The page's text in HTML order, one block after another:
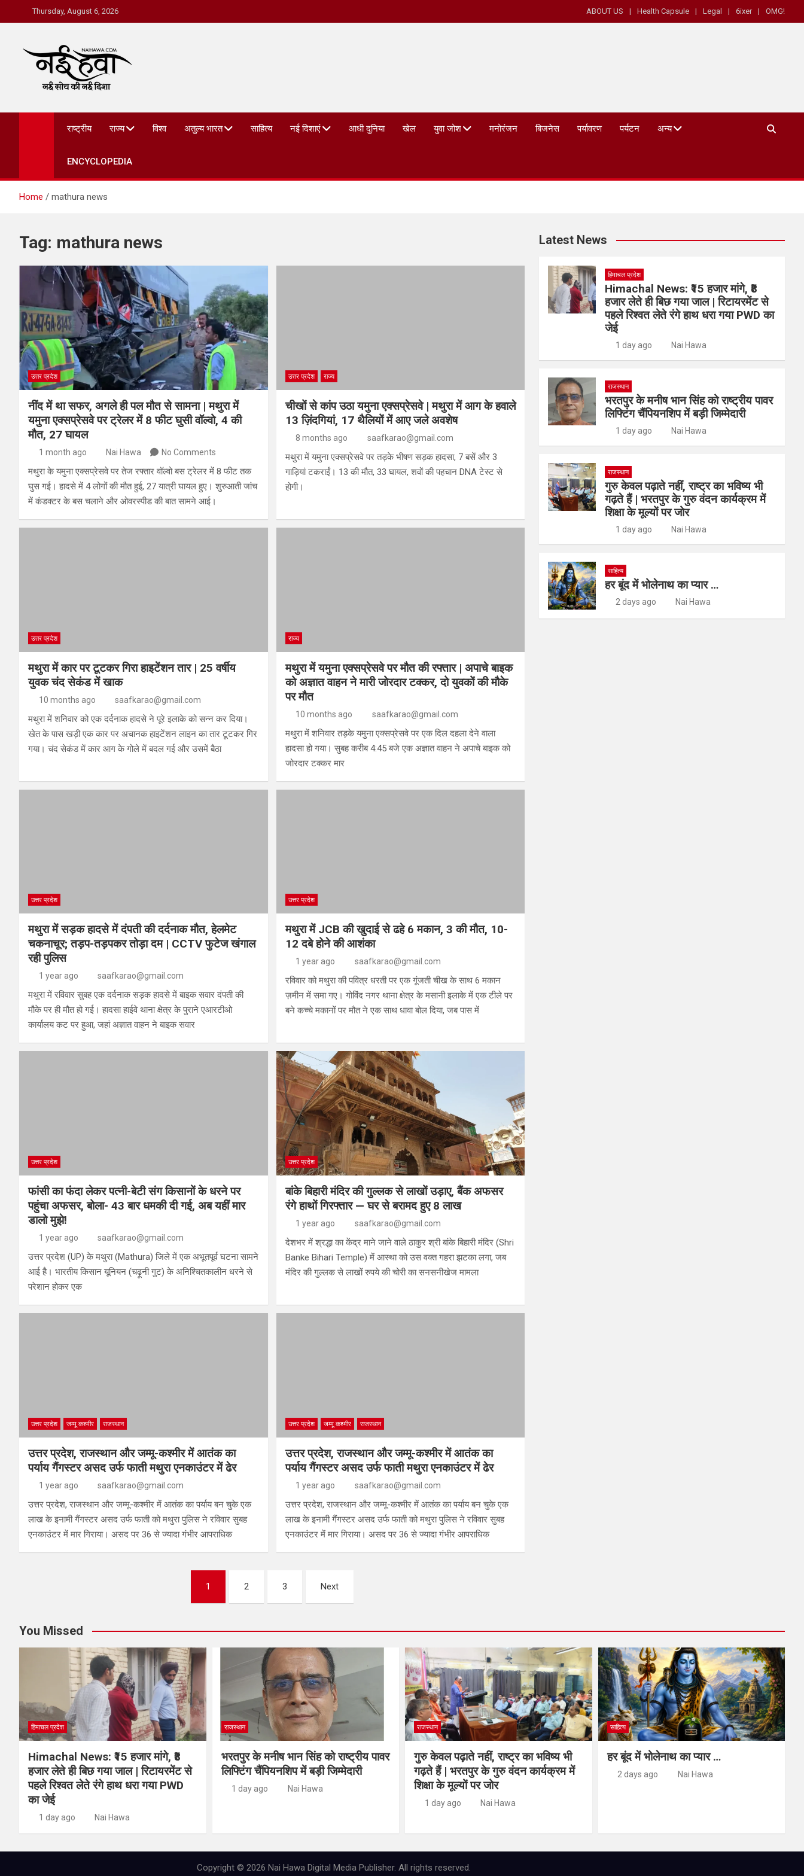
Thursday, August 6, 2026 ABOUT US Health Capsule Legal 6ixer OMG!
Nai Hawa
राष्ट्रीय राज्य विश्व अतुल्य भारत साहित्य नई दिशाएं आधी दुनिया खेल युवा जोश मनोरंजन बिजनेस पर्यावरण पर्यटन अन्य
ENCYCLOPEDIA
Home mathura news
Tag: mathura news
उत्तर प्रदेश
नींद में था सफर, अगले ही पल मौत से सामना | मथुरा में
यमुना एक्सप्रेसवे पर ट्रेलर में 8 फीट घुसी वॉल्वो, 4 की
मौत, 27 घायल
1 month ago Nai Hawa No Comments
मथुरा के यमुना एक्सप्रेसवे पर तेज रफ्तार वॉल्वो बस ट्रेलर में 8 फीट तक
घुस गई। हादसे में 4 लोगों की मौत हुई, 27 यात्री घायल हुए। शुरुआती जांच
में कंडक्टर के बस चलाने और ओवरस्पीड की बात सामने आई।
उत्तर प्रदेश राज्य
चीखों से कांप उठा यमुना एक्सप्रेसवे | मथुरा में आग के हवाले
13 ज़िंदगियां, 17 थैलियों में आए जले अवशेष
8 months ago saafkarao@gmail.com
मथुरा में यमुना एक्सप्रेसवे पर तड़के भीषण सड़क हादसा, 7 बसें और 3
गाड़ियां टकराईं। 13 की मौत, 33 घायल, शवों की पहचान DNA टेस्ट से
होगी।
उत्तर प्रदेश
मथुरा में कार पर टूटकर गिरा हाइटेंशन तार | 25 वर्षीय
युवक चंद सेकंड में खाक
10 months ago saafkarao@gmail.com
मथुरा में शनिवार को एक दर्दनाक हादसे ने पूरे इलाके को सन्न कर दिया।
खेत के पास खड़ी एक कार पर अचानक हाइटेंशन लाइन का तार टूटकर गिर
गया। चंद सेकंड में कार आग के गोले में बदल गई और उसमें बैठा
राज्य
मथुरा में यमुना एक्सप्रेसवे पर मौत की रफ्तार | अपाचे बाइक
को अज्ञात वाहन ने मारी जोरदार टक्कर, दो युवकों की मौके
पर मौत
10 months ago saafkarao@gmail.com
मथुरा में शनिवार तड़के यमुना एक्सप्रेसवे पर एक दिल दहला देने वाला
हादसा हो गया। सुबह करीब 4:45 बजे एक अज्ञात वाहन ने अपाचे बाइक को
जोरदार टक्कर मार
उत्तर प्रदेश
मथुरा में सड़क हादसे में दंपती की दर्दनाक मौत, हेलमेट
चकनाचूर; तड़प-तड़पकर तोड़ा दम | CCTV फुटेज खंगाल
रही पुलिस
1 year ago saafkarao@gmail.com
मथुरा में रविवार सुबह एक दर्दनाक सड़क हादसे में बाइक सवार दंपती की
मौके पर ही मौत हो गई। हादसा हाईवे थाना क्षेत्र के पुराने एआरटीओ
कार्यालय कट पर हुआ, जहां अज्ञात वाहन ने बाइक सवार
उत्तर प्रदेश
मथुरा में JCB की खुदाई से ढहे 6 मकान, 3 की मौत, 10-
12 दबे होने की आशंका
1 year ago saafkarao@gmail.com
रविवार को मथुरा की पवित्र धरती पर एक गूंजती चीख के साथ 6 मकान
ज़मीन में समा गए। गोविंद नगर थाना क्षेत्र के मसानी इलाके में एक टीले पर
बने कच्चे मकानों पर मौत ने एक साथ धावा बोल दिया, जब पास में
उत्तर प्रदेश
फांसी का फंदा लेकर पत्नी-बेटी संग किसानों के धरने पर
पहुंचा अफसर, बोला- 43 बार धमकी दी गई, अब यहीं मार
डालो मुझे!
1 year ago saafkarao@gmail.com
उत्तर प्रदेश (UP) के मथुरा (Mathura) जिले में एक अभूतपूर्व घटना सामने
आई है। भारतीय किसान यूनियन (चढ़ूनी गुट) के अनिश्चितकालीन धरने से
परेशान होकर एक
उत्तर प्रदेश
बांके बिहारी मंदिर की गुल्लक से लाखों उड़ाए, बैंक अफसर
रंगे हाथों गिरफ्तार — घर से बरामद हुए 8 लाख
1 year ago saafkarao@gmail.com
देशभर में श्रद्धा का केंद्र माने जाने वाले ठाकुर श्री बांके बिहारी मंदिर (Shri
Banke Bihari Temple) में आस्था को उस वक्त गहरा झटका लगा, जब
मंदिर की गुल्लक से लाखों रुपये की चोरी का सनसनीखेज मामला
उत्तर प्रदेश जम्मू कश्मीर राजस्थान
उत्तर प्रदेश, राजस्थान और जम्मू-कश्मीर में आतंक का
पर्याय गैंगस्टर असद उर्फ फाती मथुरा एनकाउंटर में ढेर
1 year ago saafkarao@gmail.com
उत्तर प्रदेश, राजस्थान और जम्मू-कश्मीर में आतंक का पर्याय बन चुके एक
लाख के इनामी गैंगस्टर असद उर्फ फाती को मथुरा पुलिस ने रविवार सुबह
एनकाउंटर में मार गिराया। असद पर 36 से ज्यादा गंभीर आपराधिक
उत्तर प्रदेश जम्मू कश्मीर राजस्थान
उत्तर प्रदेश, राजस्थान और जम्मू-कश्मीर में आतंक का
पर्याय गैंगस्टर असद उर्फ फाती मथुरा एनकाउंटर में ढेर
1 year ago saafkarao@gmail.com
उत्तर प्रदेश, राजस्थान और जम्मू-कश्मीर में आतंक का पर्याय बन चुके एक
लाख के इनामी गैंगस्टर असद उर्फ फाती को मथुरा पुलिस ने रविवार सुबह
एनकाउंटर में मार गिराया। असद पर 36 से ज्यादा गंभीर आपराधिक
1 2 3 Next
Latest News
हिमाचल प्रदेश
Himachal News: ₹15 हजार मांगे, ₹8
हजार लेते ही बिछ गया जाल | रिटायरमेंट से
पहले रिश्वत लेते रंगे हाथ धरा गया PWD का
जेई
1 day ago Nai Hawa
राजस्थान
भरतपुर के मनीष भान सिंह को राष्ट्रीय पावर
लिफ्टिंग चैंपियनशिप में बड़ी जिम्मेदारी
1 day ago Nai Hawa
राजस्थान
गुरु केवल पढ़ाते नहीं, राष्ट्र का भविष्य भी
गढ़ते हैं | भरतपुर के गुरु वंदन कार्यक्रम में
शिक्षा के मूल्यों पर जोर
1 day ago Nai Hawa
साहित्य
हर बूंद में भोलेनाथ का प्यार …
2 days ago Nai Hawa
You Missed
हिमाचल प्रदेश
Himachal News: ₹15 हजार मांगे, ₹8
हजार लेते ही बिछ गया जाल | रिटायरमेंट से
पहले रिश्वत लेते रंगे हाथ धरा गया PWD
का जेई
1 day ago Nai Hawa
राजस्थान
भरतपुर के मनीष भान सिंह को राष्ट्रीय पावर
लिफ्टिंग चैंपियनशिप में बड़ी जिम्मेदारी
1 day ago Nai Hawa
राजस्थान
गुरु केवल पढ़ाते नहीं, राष्ट्र का भविष्य भी
गढ़ते हैं | भरतपुर के गुरु वंदन कार्यक्रम में
शिक्षा के मूल्यों पर जोर
1 day ago Nai Hawa
साहित्य
हर बूंद में भोलेनाथ का प्यार …
2 days ago Nai Hawa
Copyright © 2026 Nai Hawa Digital Media Publisher. All rights reserved.